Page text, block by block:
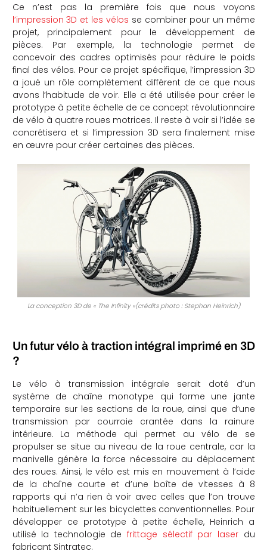
Ce n’est pas la première fois que nous voyons
l’impression 3D et les vélos se combiner pour un même
projet, principalement pour le développement de
pièces. Par exemple, la technologie permet de
concevoir des cadres optimisés pour réduire le poids
final des vélos. Pour ce projet spécifique, l’impression 3D
a joué un rôle complètement différent de ce que nous
avons l’habitude de voir. Elle a été utilisée pour créer le
prototype à petite échelle de ce concept révolutionnaire
de vélo à quatre roues motrices. Il reste à voir si l’idée se
concrétisera et si l’impression 3D sera finalement mise
en œuvre pour créer certaines des pièces.
La conception 3D de « The Infinity »(crédits photo : Stephan Heinrich)
Un futur vélo à traction intégral imprimé en 3D
?
Le vélo à transmission intégrale serait doté d’un
système de chaîne monotype qui forme une jante
temporaire sur les sections de la roue, ainsi que d’une
transmission par courroie crantée dans la rainure
intérieure. La méthode qui permet au vélo de se
propulser se situe au niveau de la roue centrale, car la
manivelle génère la force nécessaire au déplacement
des roues. Ainsi, le vélo est mis en mouvement à l’aide
de la chaîne courte et d’une boîte de vitesses à 8
rapports qui n’a rien à voir avec celles que l’on trouve
habituellement sur les bicyclettes conventionnelles. Pour
développer ce prototype à petite échelle, Heinrich a
utilisé la technologie de frittage sélectif par laserdu
fabricant Sintratec.